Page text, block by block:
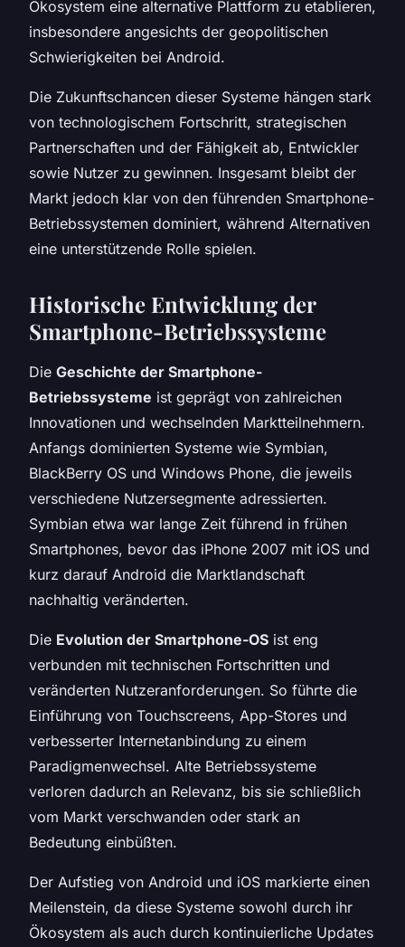
Ökosystem eine alternative Plattform zu etablieren,
insbesondere angesichts der geopolitischen
Schwierigkeiten bei Android.
Die Zukunftschancen dieser Systeme hängen stark
von technologischem Fortschritt, strategischen
Partnerschaften und der Fähigkeit ab, Entwickler
sowie Nutzer zu gewinnen. Insgesamt bleibt der
Markt jedoch klar von den führenden Smartphone-
Betriebssystemen dominiert, während Alternativen
eine unterstützende Rolle spielen.
Historische Entwicklung der
Smartphone-Betriebssysteme
Die Geschichte der Smartphone-
Betriebssysteme ist geprägt von zahlreichen
Innovationen und wechselnden Marktteilnehmern.
Anfangs dominierten Systeme wie Symbian,
BlackBerry OS und Windows Phone, die jeweils
verschiedene Nutzersegmente adressierten.
Symbian etwa war lange Zeit führend in frühen
Smartphones, bevor das iPhone 2007 mit iOS und
kurz darauf Android die Marktlandschaft
nachhaltig veränderten.
Die Evolution der Smartphone-OS ist eng
verbunden mit technischen Fortschritten und
veränderten Nutzeranforderungen. So führte die
Einführung von Touchscreens, App-Stores und
verbesserter Internetanbindung zu einem
Paradigmenwechsel. Alte Betriebssysteme
verloren dadurch an Relevanz, bis sie schließlich
vom Markt verschwanden oder stark an
Bedeutung einbüßten.
Der Aufstieg von Android und iOS markierte einen
Meilenstein, da diese Systeme sowohl durch ihr
Ökosystem als auch durch kontinuierliche Updates